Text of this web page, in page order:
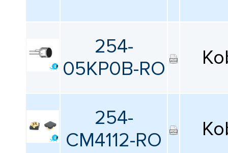
Тип выводов
Параметры IP
Диаметр
254-
05KP0B-RO
254-
CM4112-RO